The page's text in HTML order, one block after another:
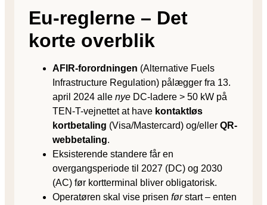
Eu-reglerne – Det
korte overblik
AFIR-forordningen (Alternative Fuels
Infrastructure Regulation) pålægger fra 13.
april 2024 alle nye DC-ladere > 50 kW på
TEN-T-vejnettet at have kontaktløs
kortbetaling (Visa/Mastercard) og/eller QR-
webbetaling.
Eksisterende standere får en
overgangsperiode til 2027 (DC) og 2030
(AC) før kortterminal bliver obligatorisk.
Operatøren skal vise prisen førstart – enten